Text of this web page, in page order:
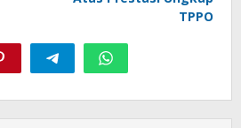
TPPO